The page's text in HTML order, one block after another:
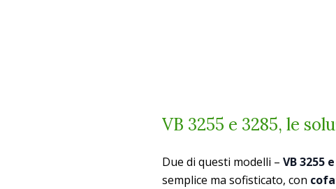
VB 3255 e 3285, le
Due di questi modelli – VB 3255
semplice ma sofisticato, con